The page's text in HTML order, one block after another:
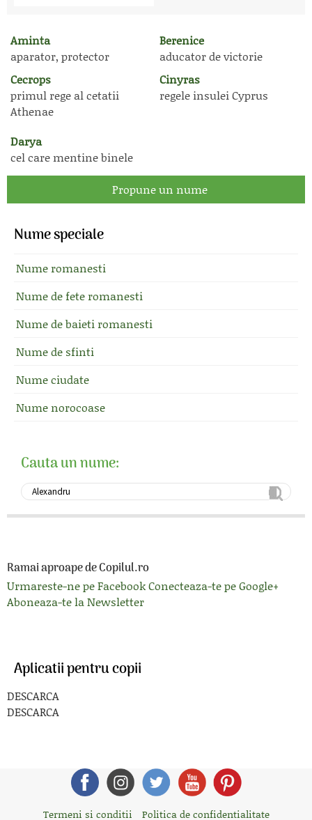
Aminta
aparator, protector
Berenice
aducator de victorie
Cecrops
primul rege al cetatii
Athenae
Cinyras
regele insulei Cyprus
Darya
cel care mentine binele
Propune un nume
Nume speciale
Nume romanesti
Nume de fete romanesti
Nume de baieti romanesti
Nume de sfinti
Nume ciudate
Nume norocoase
Cauta un nume:
Ramai aproape de Copilul.ro
Urmareste-ne pe FacebookConecteaza-te pe Google+
Aboneaza-te la Newsletter
Aplicatii pentru copii
DESCARCA
DESCARCA
Termeni si conditii Politica de confidentialitate